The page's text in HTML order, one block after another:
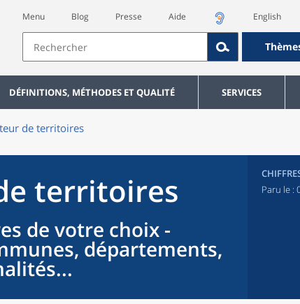
Menu Blog Presse Aide English
DÉFINITIONS, MÉTHODES ET QUALITÉ SERVICES
de territoires
territoires
de votre choix -
départements,
Paru le :